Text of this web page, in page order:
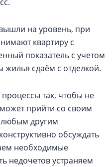
на уровень, при
квартиру с
показатель с учетом
сдаём с отделкой.
так, чтобы не
прийти со своим
другим
обсуждать
необходимые
недочетов устраняем